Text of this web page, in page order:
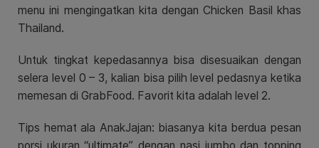
menu ini mengingatkan kita dengan Chicken Basil khas
Thailand.
Untuk tingkat kepedasannya bisa disesuaikan dengan
selera level 0 – 3, kalian bisa pilih level pedasnya ketika
memesan di GrabFood. Favorit kita adalah level 2.
Tips hemat ala AnakJajan: biasanya kita berdua pesan